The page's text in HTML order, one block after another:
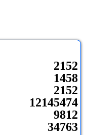
2152
1458
2152
12145474
9812
34763